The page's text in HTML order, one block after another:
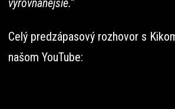
vyrovnanejšie.“
Celý predzápasový rozhovor s
našom YouTube: